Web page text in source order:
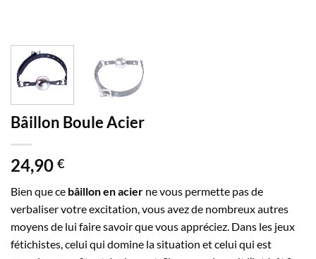
Bâillon Boule Acier
24,90 €
Bien que ce bâillon en acier ne vous permette pas de
verbaliser votre excitation, vous avez de nombreux autres
moyens de lui faire savoir que vous appréciez. Dans les jeux
fétichistes, celui qui domine la situation et celui qui est